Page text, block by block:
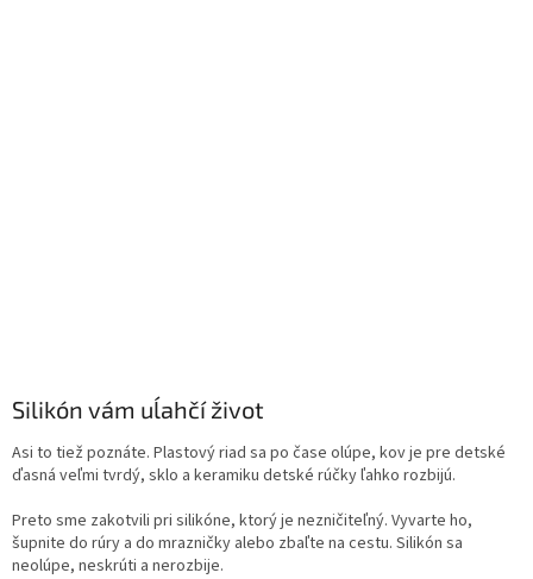
Silikón vám uĺahčí život
Asi to tiež poznáte. Plastový riad sa po čase olúpe, kov je pre detské
ďasná veľmi tvrdý, sklo a keramiku detské rúčky ľahko rozbijú.
Preto sme zakotvili pri silikóne, ktorý je nezničiteľný. Vyvarte ho,
šupnite do rúry a do mrazničky alebo zbaľte na cestu. Silikón sa
neolúpe, neskrúti a nerozbije.